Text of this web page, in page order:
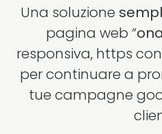
Una soluzione
pagina web “
responsiva, https
per continuare a
tue campagne